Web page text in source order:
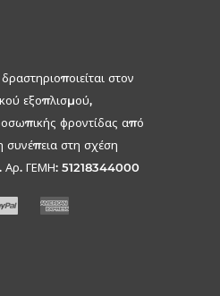
στον
εξοπλισμού,
φροντίδας από
στη σχέση
Αρ. ΓΕΜΗ: 51218344000